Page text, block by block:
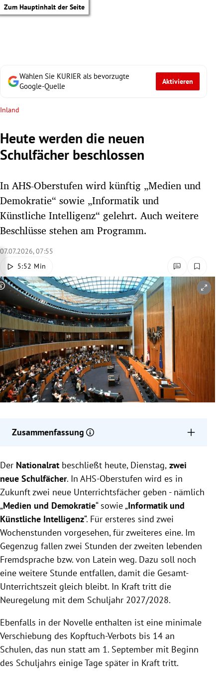
Zum Hauptinhalt der Seite
Untermenü
Untermenü
Untermenü
Untermenü
Untermenü
Untermenü
Untermenü
Untermenü
Untermenü
Wählen Sie KURIER als bevorzugte
Google-Quelle
Aktivieren
Inland
Heute werden die neuen
Schulfächer beschlossen
In AHS-Oberstufen wird künftig „Medien und
Demokratie“ sowie „Informatik und
Künstliche Intelligenz“ gelehrt. Auch weitere
Beschlüsse stehen am Programm.
07.07.2026, 07:55
5:52 Min
Copyright-Hinweis öffnen/schließen
Zusammenfassung
Oberstufe ab 2027/2028, verkürzt die
Basisausbildung für Ärzte und verlängert die Fax-
Ausnahme für Gesundheitsdaten.
Einweg-E-Zigaretten werden mit Jahresende
verboten, nikotinhaltige und verwandte Produkte
strenger reguliert und Strafen für weggeworfene
Zigarettenstummel auf Spielplätzen eingeführt.
Zur Stärkung der Volksgruppen werden diese
gesetzlich und verfassungsrechtlich abgesichert,
während es auch Änderungen bei
Sterbeverfügungen und im Konsumentenschutz
gibt.
Der Nationalrat beschließt heute, Dienstag, zwei
neue Schulfächer. In AHS-Oberstufen wird es in
Zukunft zwei neue Unterrichtsfächer geben - nämlich
„Medien und Demokratie“ sowie „Informatik und
Künstliche Intelligenz“. Für ersteres sind zwei
Wochenstunden vorgesehen, für zweiteres eine. Im
Gegenzug fallen zwei Stunden der zweiten lebenden
Fremdsprache bzw. von Latein weg. Dazu soll noch
eine weitere Stunde entfallen, damit die Gesamt-
Unterrichtszeit gleich bleibt. In Kraft tritt die
Neuregelung mit dem Schuljahr 2027/2028.
Ebenfalls in der Novelle enthalten ist eine minimale
Verschiebung des Kopftuch-Verbots bis 14 an
Schulen, das nun statt am 1. September mit Beginn
des Schuljahrs einige Tage später in Kraft tritt.